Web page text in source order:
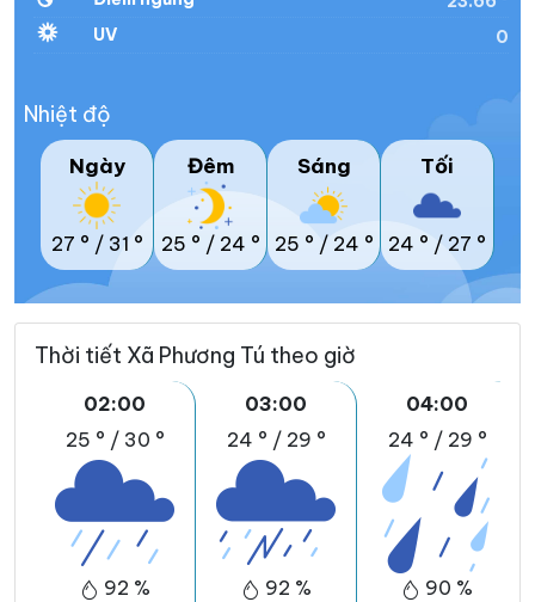
UV
0
Nhiệt độ
Ngày
27 ° / 31 °
Đêm
25 ° / 24 °
Sáng
25 ° / 24 °
Tối
24 ° / 27 °
Thời tiết Xã Phương Tú theo giờ
02:00
25 ° / 30 °
92 %
03:00
24 ° / 29 °
92 %
04:00
24 ° / 29 °
90 %